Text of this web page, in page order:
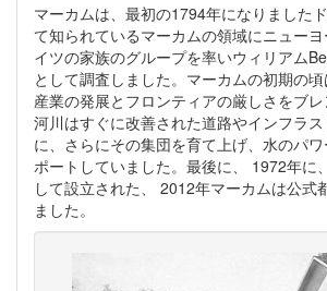
マーカムは、最初の1794年になりました
て知られているマーカムの領域にニュー
イツの家族のグループを率いウィリアム
として調査しました。マーカムの初期の
産業の発展とフロンティアの厳しさをブ
河川はすぐに改善された道路やインフラ
に、さらにその集団を育て上げ、水のパ
ポートしていました。最後に、 1972年に
して設立された、 2012年マーカムは公式
ました。